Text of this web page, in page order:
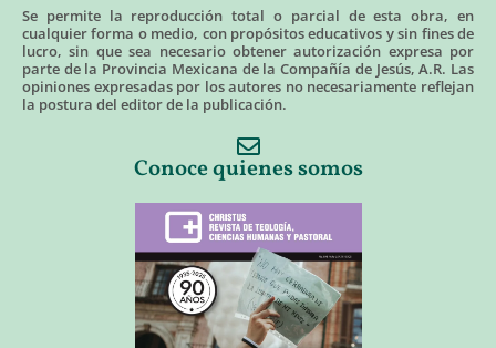
Se permite la reproducción total o parcial de esta obra, en
cualquier forma o medio, con propósitos educativos y sin fines de
lucro, sin que sea necesario obtener autorización expresa por
parte de la Provincia Mexicana de la Compañía de Jesús, A.R. Las
opiniones expresadas por los autores no necesariamente reflejan
la postura del editor de la publicación.
Conoce quienes somos